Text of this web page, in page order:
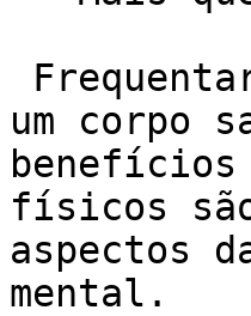
um corpo
físicos
aspectos
mental.